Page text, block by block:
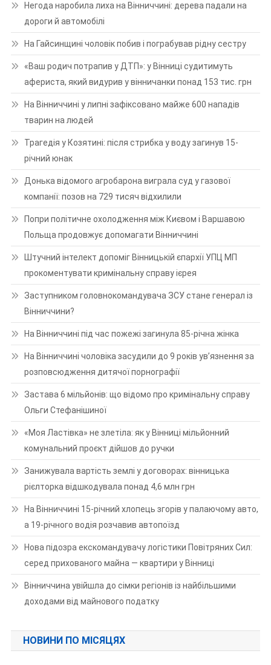
Негода наробила лиха на Вінниччині: дерева падали на
дороги й автомобілі
На Гайсинщині чоловік побив і пограбував рідну сестру
«Ваш родич потрапив у ДТП»: у Вінниці судитимуть
афериста, який видурив у вінничанки понад 153 тис. грн
На Вінниччині у липні зафіксовано майже 600 нападів
тварин на людей
Трагедія у Козятині: після стрибка у воду загинув 15-
річний юнак
Донька відомого агробарона виграла суд у газової
компанії: позов на 729 тисяч відхилили
Попри політичне охолодження між Києвом і Варшавою
Польща продовжує допомагати Вінниччині
Штучний інтелект допоміг Вінницькій єпархії УПЦ МП
прокоментувати кримінальну справу ієрея
Заступником головнокомандувача ЗСУ стане генерал із
Вінниччини?
На Вінниччині під час пожежі загинула 85-річна жінка
На Вінниччині чоловіка засудили до 9 років ув’язнення за
розповсюдження дитячої порнографії
Застава 6 мільйонів: що відомо про кримінальну справу
Ольги Стефанішиної
«Моя Ластівка» не злетіла: як у Вінниці мільйонний
комунальний проєкт дійшов до ручки
Занижувала вартість землі у договорах: вінницька
рієлторка відшкодувала понад 4,6 млн грн
На Вінниччині 15-річний хлопець згорів у палаючому авто,
а 19-річного водія розчавив автопоїзд
Нова підозра екскомандувачу логістики Повітряних Сил:
серед прихованого майна — квартири у Вінниці
Вінниччина увійшла до сімки регіонів із найбільшими
доходами від майнового податку
НОВИНИ ПО МІСЯЦЯХ